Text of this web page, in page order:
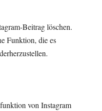
Beitrag löschen.
Funktion, die es
von Instagram